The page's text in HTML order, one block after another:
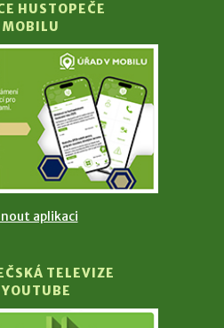
HUSTOPEČE
MOBILU
aplikaci
TELEVIZE
YOUTUBE